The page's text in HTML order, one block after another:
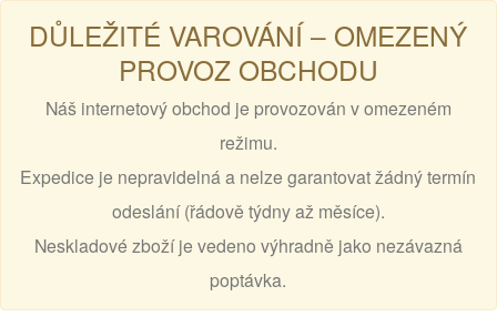
DŮLEŽITÉ VAROVÁNÍ – OMEZENÝ
PROVOZ OBCHODU
Náš internetový obchod je provozován v omezeném
režimu.
Expedice je nepravidelná a nelze garantovat žádný termín
odeslání (řádově týdny až měsíce).
Neskladové zboží je vedeno výhradně jako nezávazná
poptávka.